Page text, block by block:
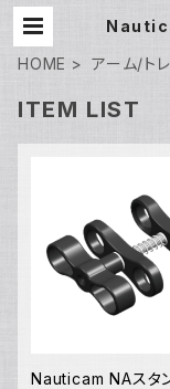
HOME
アーム/ト
ITEM LIST
Nauticam NAスタ